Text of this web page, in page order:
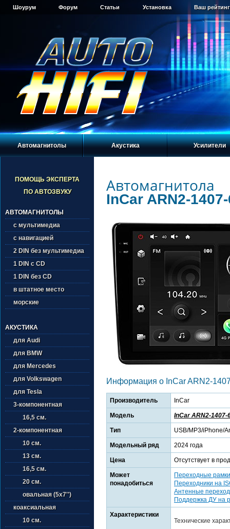
Шоурум Форум Статьи Установка Ваш
Автомагнитолы Акустика Усилители
ПОМОЩЬ ЭКСПЕРТА
ПО АВТОЗВУКУ
АВТОМАГНИТОЛЫ
с мультимедиа
с навигацией
2 DIN без мультимедиа
1 DIN с CD
1 DIN без CD
в штатное место
морские
АКУСТИКА
для Audi
для BMW
для Mercedes
для Volkswagen
для Tesla
3-компонентная
16,5 см.
2-компонентная
10 см.
13 см.
16,5 см.
20 см.
овальная (5х7'')
коаксиальная
10 см.
Автомагнитола
InCar ARN2-
Информация о InCar ARN2-
Производитель InCar
Модель InCar ARN2-1407-
Тип USB/MP3/iPhone/
Модельный ряд 2024 года
Цена Отсутствует в
Может
понадобиться
Переходные рамки
Переходники на
Антенные
Поддержка ДУ на
Характеристики
Технические